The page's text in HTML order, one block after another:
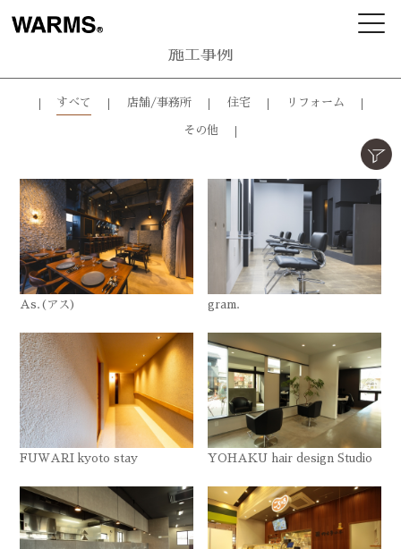
施工事例
すべて 店舗/事務所 住宅 リフォーム
その他
As.(アス) gram.
FUWARI kyoto stay YOHAKU hair design Studio